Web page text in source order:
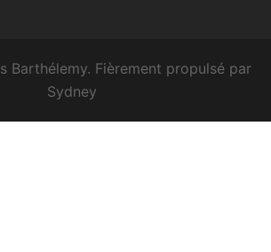
Barthélemy. Fièrement propulsé par
Sydney